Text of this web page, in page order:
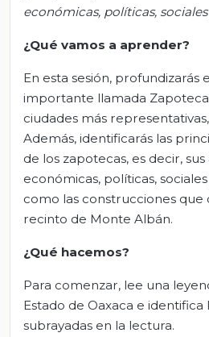
económicas, políticas,
¿Qué vamos a aprender?
En esta sesión, profundizarás
importante llamada Zapoteca
ciudades más
Además, identificarás las
de los zapotecas, es decir,
económicas, políticas,
como las construcciones que
recinto de Monte Albán.
¿Qué hacemos?
Para comenzar, lee una
Estado de Oaxaca e identifica
subrayadas en la lectura.